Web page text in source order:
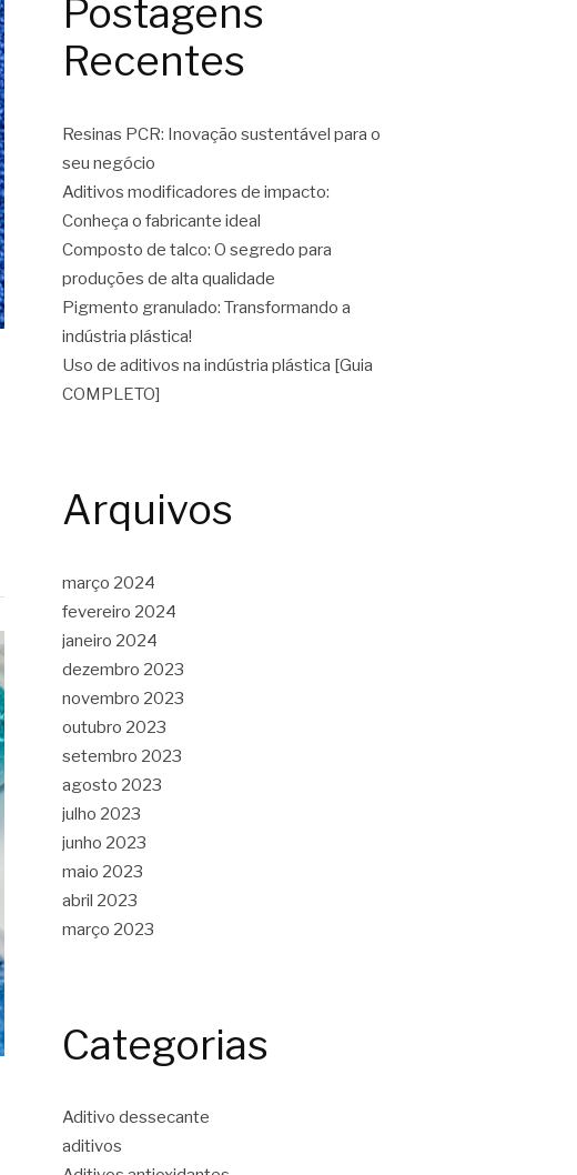
Postagens
Recentes
Resinas PCR: Inovação sustentável para o
seu negócio
Aditivos modificadores de impacto:
Conheça o fabricante ideal
Composto de talco: O segredo para
produções de alta qualidade
Pigmento granulado: Transformando a
indústria plástica!
Uso de aditivos na indústria plástica [Guia
COMPLETO]
Arquivos
março 2024
fevereiro 2024
janeiro 2024
dezembro 2023
novembro 2023
outubro 2023
setembro 2023
agosto 2023
julho 2023
junho 2023
maio 2023
abril 2023
março 2023
Categorias
Aditivo dessecante
aditivos